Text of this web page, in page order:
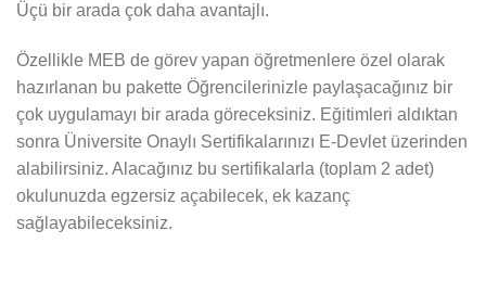
Üçü bir arada çok daha avantajlı.
Özellikle MEB de görev yapan öğretmenlere özel olarak
hazırlanan bu pakette Öğrencilerinizle paylaşacağınız bir
çok uygulamayı bir arada göreceksiniz. Eğitimleri aldıktan
sonra Üniversite Onaylı Sertifikalarınızı E-Devlet üzerinden
alabilirsiniz. Alacağınız bu sertifikalarla (toplam 2 adet)
okulunuzda egzersiz açabilecek, ek kazanç
sağlayabileceksiniz.